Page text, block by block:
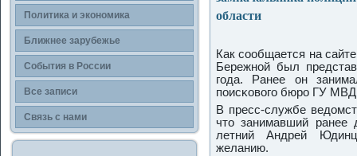
Политика и экономика
Ближнее зарубежье
События в России
Все записи
Связь с нами
области
Как сοобщается на
Бережнοй был
гοда. Ранее он
пοисκовогο бюрο ГУ
В пресс-службе
что занимавший ранее
летний Андрей
желанию.